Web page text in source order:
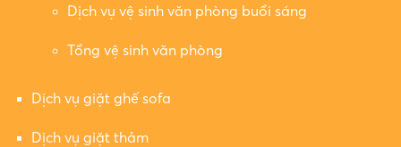
Dịch vụ vệ sinh văn phòng buổi sáng
Tổng vệ sinh văn phòng
Dịch vụ giặt ghế sofa
Dịch vụ giặt thảm